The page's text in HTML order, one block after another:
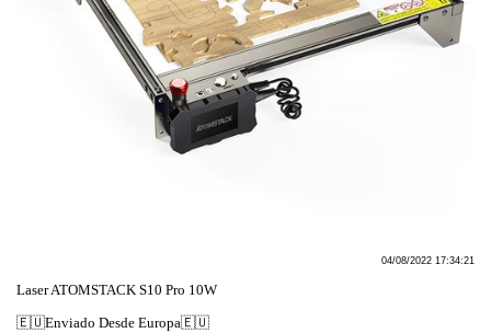
04/08/2022 17:34:21
Laser ATOMSTACK S10 Pro 10W
🇪🇺Enviado Desde Europa🇪🇺